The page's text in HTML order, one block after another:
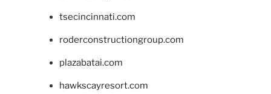
tsecincinnati.com
roderconstructiongroup.com
plazabatai.com
hawkscayresort.com